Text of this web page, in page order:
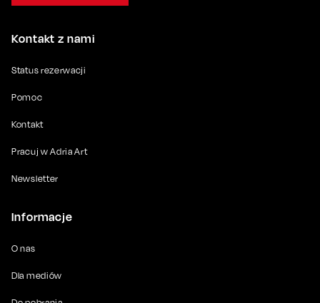
Kontakt z nami
Status rezerwacji
Pomoc
Kontakt
Pracuj w Adria Art
Newsletter
Informacje
O nas
Dla mediów